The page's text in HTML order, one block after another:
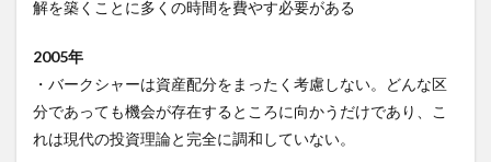
解を築くことに多くの時間を費やす必要がある
2005年
・バークシャーは資産配分をまったく考慮しない。どんな区
分であっても機会が存在するところに向かうだけであり、こ
れは現代の投資理論と完全に調和していない。